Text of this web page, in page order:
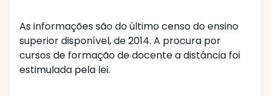
As informações são do último censo do ensino
superior disponível, de 2014. A procura por
cursos de formação de docente a distância foi
estimulada pela lei.